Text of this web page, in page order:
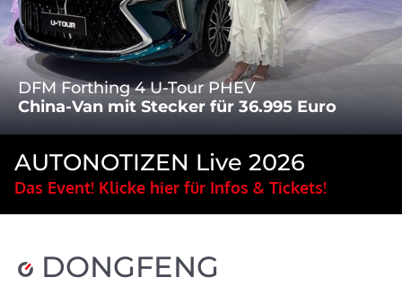
DFM Forthing 4 U-Tour PHEV
China-Van mit Stecker für 36.995 Euro
AUTONOTIZEN Live 2026
Das Event! Klicke hier für Infos & Tickets!
DONGFENG